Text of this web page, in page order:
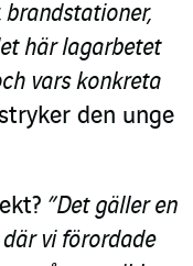
här lagarbetet
vars konkreta
den unge
”Det gäller en
vi förordade